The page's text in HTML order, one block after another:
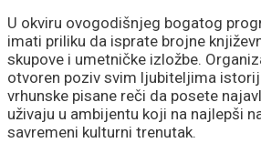
U okviru ovogodišnjeg bogatog
imati priliku da isprate brojne
skupove i umetničke izložbe.
otvoren poziv svim ljubiteljima
vrhunske pisane reči da posete
uživaju u ambijentu koji na najlepši
savremeni kulturni trenutak.